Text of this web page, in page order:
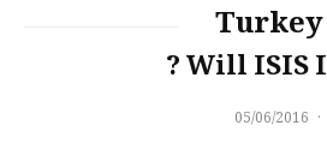
Turkey
Will ISIS
·
05/06/2016